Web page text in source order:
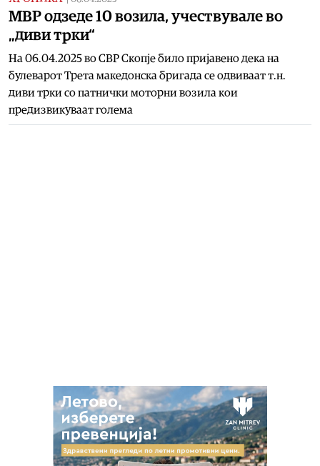
МВР одзеде 10 возила, учествувале во
„диви трки“
На 06.04.2025 во СВР Скопје било пријавено дека на
булеварот Трета македонска бригада се одвиваат т.н.
диви трки со патнички моторни возила кои
предизвикуваат голема